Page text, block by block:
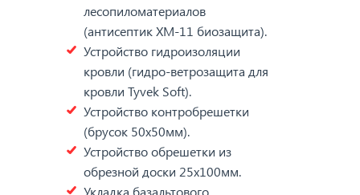
лесопиломатериалов
(антисептик ХМ-11 биозащита).
Устройство гидроизоляции
кровли (гидро-ветрозащита для
кровли Tyvek Soft).
Устройство контробрешетки
(брусок 50х50мм).
Устройство обрешетки из
обрезной доски 25х100мм.
Укладка базальтового